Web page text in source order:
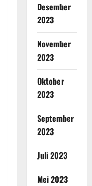
Desember
2023
November
2023
Oktober
2023
September
2023
Juli 2023
Mei 2023